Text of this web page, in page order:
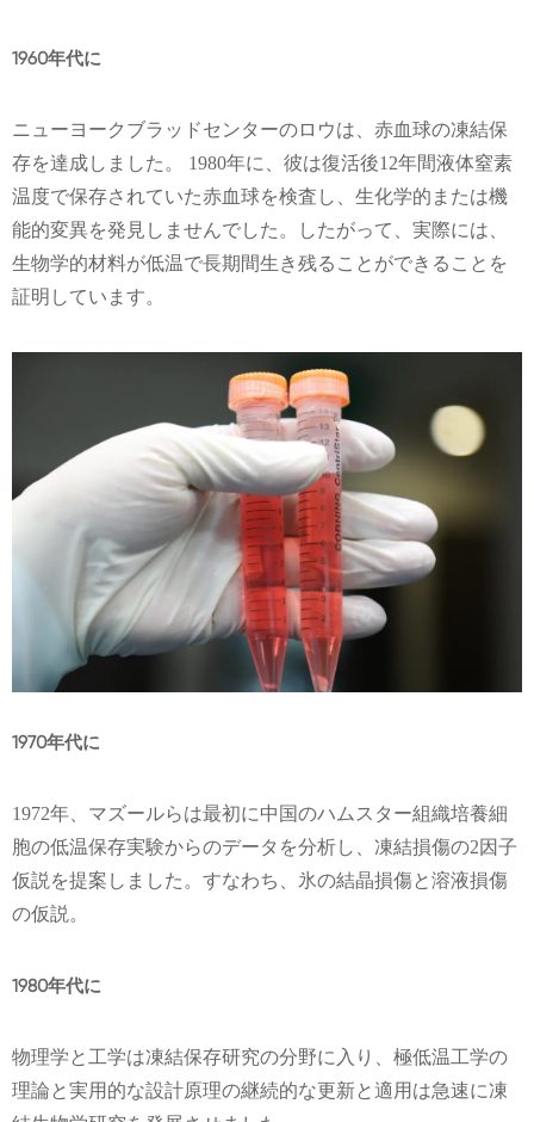
1960年代に
ニューヨークブラッドセンターのロウは、赤血球の凍結保
存を達成しました。 1980年に、彼は復活後12年間液体窒素
温度で保存されていた赤血球を検査し、生化学的または機
能的変異を発見しませんでした。したがって、実際には、
生物学的材料が低温で長期間生き残ることができることを
証明しています。
1970年代に
1972年、マズールらは最初に中国のハムスター組織培養細
胞の低温保存実験からのデータを分析し、凍結損傷の2因子
仮説を提案しました。すなわち、氷の結晶損傷と溶液損傷
の仮説。
1980年代に
物理学と工学は凍結保存研究の分野に入り、極低温工学の
理論と実用的な設計原理の継続的な更新と適用は急速に凍